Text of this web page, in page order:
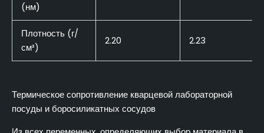
(нм)
Плотность (г/
см³)
2.20 2.23
Термическое сопротивление кварцевой лабораторной
посуды и боросиликатных сосудов